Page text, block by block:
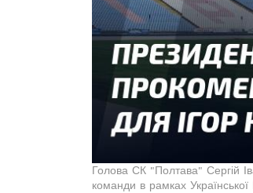
Голова СК "Полтава" Сергій
команди в рамках